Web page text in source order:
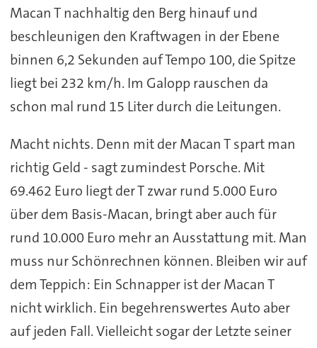
Macan T nachhaltig den Berg hinauf und
beschleunigen den Kraftwagen in der Ebene
binnen 6,2 Sekunden auf Tempo 100, die Spitze
liegt bei 232 km/h. Im Galopp rauschen da
schon mal rund 15 Liter durch die Leitungen.
Macht nichts. Denn mit der Macan T spart man
richtig Geld - sagt zumindest Porsche. Mit
69.462 Euro liegt der T zwar rund 5.000 Euro
über dem Basis-Macan, bringt aber auch für
rund 10.000 Euro mehr an Ausstattung mit. Man
muss nur Schönrechnen können. Bleiben wir auf
dem Teppich: Ein Schnapper ist der Macan T
nicht wirklich. Ein begehrenswertes Auto aber
auf jeden Fall. Vielleicht sogar der Letzte seiner